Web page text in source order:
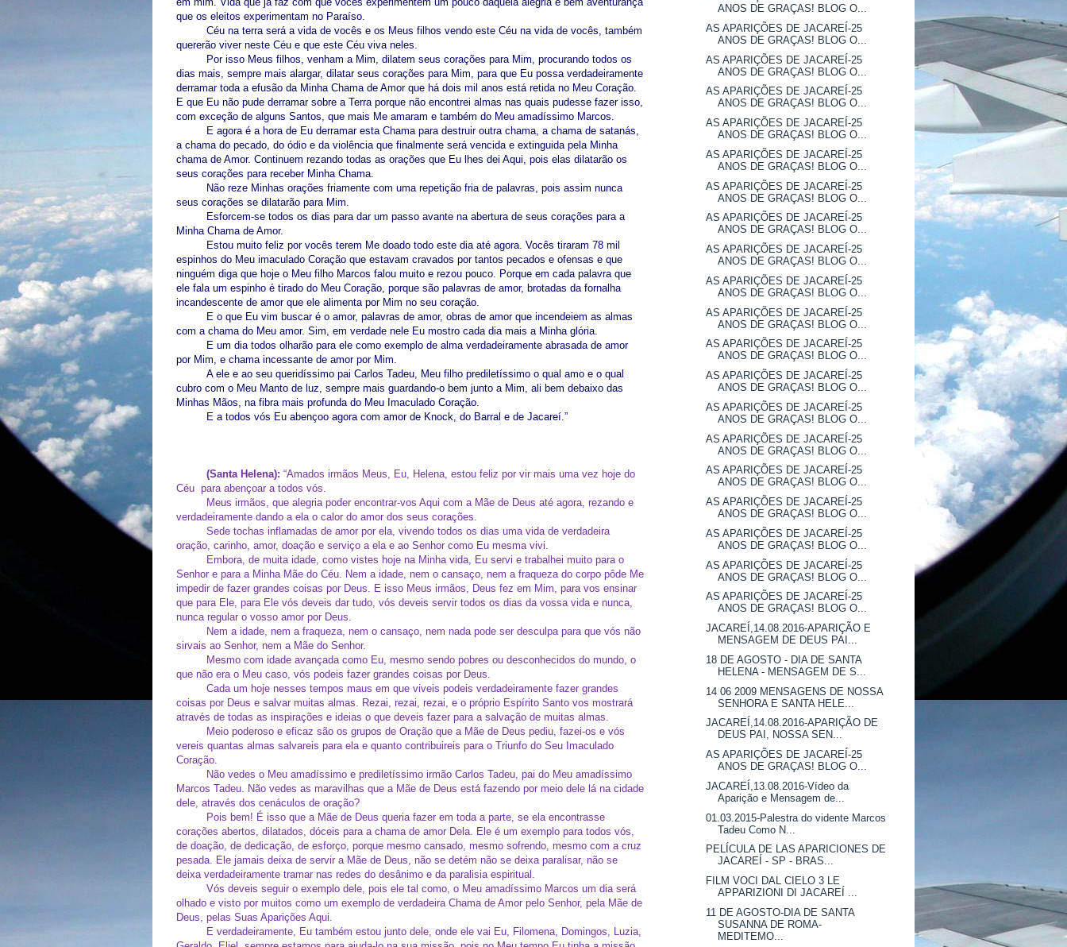
que os eleitos experimentam no Paraíso.
Céu na terra será a vida de vocês e os Meus filhos vendo este Céu na vida de vocês, também
quererão viver neste Céu e que este Céu viva neles.
Por isso Meus filhos, venham a Mim, dilatem seus corações para Mim, procurando todos os
dias mais, sempre mais alargar, dilatar seus corações para Mim, para que Eu possa verdadeiramente
derramar toda a efusão da Minha Chama de Amor que há dois mil anos está retida no Meu Coração.
E que Eu não pude derramar sobre a Terra porque não encontrei almas nas quais pudesse fazer isso,
com exceção de alguns Santos, que mais Me amaram e também do Meu amadíssimo Marcos.
E agora é a hora de Eu derramar esta Chama para destruir outra chama, a chama de satanás,
a chama do pecado, do ódio e da violência que finalmente será vencida e extinguida pela Minha
chama de Amor. Continuem rezando todas as orações que Eu lhes dei Aqui, pois elas dilatarão os
seus corações para receber Minha Chama.
Não reze Minhas orações friamente com uma repetição fria de palavras, pois assim nunca
seus corações se dilatarão para Mim.
Esforcem-se todos os dias para dar um passo avante na abertura de seus corações para a
Minha Chama de Amor.
Estou muito feliz por vocês terem Me doado todo este dia até agora. Vocês tiraram 78 mil
espinhos do Meu imaculado Coração que estavam cravados por tantos pecados e ofensas e que
ninguém diga que hoje o Meu filho Marcos falou muito e rezou pouco. Porque em cada palavra que
ele fala um espinho é tirado do Meu Coração, porque são palavras de amor, brotadas da fornalha
incandescente de amor que ele alimenta por Mim no seu coração.
E o que Eu vim buscar é o amor, palavras de amor, obras de amor que incendeiem as almas
com a chama do Meu amor. Sim, em verdade nele Eu mostro cada dia mais a Minha glória.
E um dia todos olharão para ele como exemplo de alma verdadeiramente abrasada de amor
por Mim, e chama incessante de amor por Mim.
A ele e ao seu queridíssimo pai Carlos Tadeu, Meu filho prediletíssimo o qual amo e o qual
cubro com o Meu Manto de luz, sempre mais guardando-o bem junto a Mim, ali bem debaixo das
Minhas Mãos, na fibra mais profunda do Meu Imaculado Coração.
E a todos vós Eu abençoo agora com amor de Knock, do Barral e de Jacareí.”
(Santa Helena): “Amados irmãos Meus, Eu, Helena, estou feliz por vir mais uma vez hoje do
Céu para abençoar a todos vós.
Meus irmãos, que alegria poder encontrar-vos Aqui com a Mãe de Deus até agora, rezando e
verdadeiramente dando a ela o calor do amor dos seus corações.
Sede tochas inflamadas de amor por ela, vivendo todos os dias uma vida de verdadeira
oração, carinho, amor, doação e serviço a ela e ao Senhor como Eu mesma vivi.
Embora, de muita idade, como vistes hoje na Minha vida, Eu servi e trabalhei muito para o
Senhor e para a Minha Mãe do Céu. Nem a idade, nem o cansaço, nem a fraqueza do corpo pôde Me
impedir de fazer grandes coisas por Deus. E isso Meus irmãos, Deus fez em Mim, para vos ensinar
que para Ele, para Ele vós deveis dar tudo, vós deveis servir todos os dias da vossa vida e nunca,
nunca regular o vosso amor por Deus.
Nem a idade, nem a fraqueza, nem o cansaço, nem nada pode ser desculpa para que vós não
sirvais ao Senhor, nem a Mãe do Senhor.
Mesmo com idade avançada como Eu, mesmo sendo pobres ou desconhecidos do mundo, o
que não era o Meu caso, vós podeis fazer grandes coisas por Deus.
Cada um hoje nesses tempos maus em que viveis podeis verdadeiramente fazer grandes
coisas por Deus e salvar muitas almas. Rezai, rezai, rezai, e o próprio Espírito Santo vos mostrará
através de todas as inspirações e ideias o que deveis fazer para a salvação de muitas almas.
Meio poderoso e eficaz são os grupos de Oração que a Mãe de Deus pediu, fazei-os e vós
vereis quantas almas salvareis para ela e quanto contribuireis para o Triunfo do Seu Imaculado
Coração.
Não vedes o Meu amadíssimo e prediletíssimo irmão Carlos Tadeu, pai do Meu amadíssimo
Marcos Tadeu. Não vedes as maravilhas que a Mãe de Deus está fazendo por meio dele lá na cidade
dele, através dos cenáculos de oração?
Pois bem! É isso que a Mãe de Deus queria fazer em toda a parte, se ela encontrasse
corações abertos, dilatados, dóceis para a chama de amor Dela. Ele é um exemplo para todos vós,
de doação, de dedicação, de esforço, porque mesmo cansado, mesmo sofrendo, mesmo com a cruz
pesada. Ele jamais deixa de servir a Mãe de Deus, não se detém não se deixa paralisar, não se
deixa verdadeiramente tramar nas redes do desânimo e da paralisia espiritual.
Vós deveis seguir o exemplo dele, pois ele tal como, o Meu amadíssimo Marcos um dia será
olhado e visto por muitos como um exemplo de verdadeira Chama de Amor pelo Senhor, pela Mãe de
Deus, pelas Suas Aparições Aqui.
E verdadeiramente, Eu também estou junto dele, onde ele vai Eu, Filomena, Domingos, Luzia,
ANOS DE GRAÇAS! BLOG O...
AS APARIÇÕES DE JACAREÍ-25
ANOS DE GRAÇAS! BLOG O...
AS APARIÇÕES DE JACAREÍ-25
ANOS DE GRAÇAS! BLOG O...
AS APARIÇÕES DE JACAREÍ-25
ANOS DE GRAÇAS! BLOG O...
AS APARIÇÕES DE JACAREÍ-25
ANOS DE GRAÇAS! BLOG O...
AS APARIÇÕES DE JACAREÍ-25
ANOS DE GRAÇAS! BLOG O...
AS APARIÇÕES DE JACAREÍ-25
ANOS DE GRAÇAS! BLOG O...
AS APARIÇÕES DE JACAREÍ-25
ANOS DE GRAÇAS! BLOG O...
AS APARIÇÕES DE JACAREÍ-25
ANOS DE GRAÇAS! BLOG O...
AS APARIÇÕES DE JACAREÍ-25
ANOS DE GRAÇAS! BLOG O...
AS APARIÇÕES DE JACAREÍ-25
ANOS DE GRAÇAS! BLOG O...
AS APARIÇÕES DE JACAREÍ-25
ANOS DE GRAÇAS! BLOG O...
AS APARIÇÕES DE JACAREÍ-25
ANOS DE GRAÇAS! BLOG O...
AS APARIÇÕES DE JACAREÍ-25
ANOS DE GRAÇAS! BLOG O...
AS APARIÇÕES DE JACAREÍ-25
ANOS DE GRAÇAS! BLOG O...
AS APARIÇÕES DE JACAREÍ-25
ANOS DE GRAÇAS! BLOG O...
AS APARIÇÕES DE JACAREÍ-25
ANOS DE GRAÇAS! BLOG O...
AS APARIÇÕES DE JACAREÍ-25
ANOS DE GRAÇAS! BLOG O...
AS APARIÇÕES DE JACAREÍ-25
ANOS DE GRAÇAS! BLOG O...
AS APARIÇÕES DE JACAREÍ-25
ANOS DE GRAÇAS! BLOG O...
JACAREÍ,14.08.2016-APARIÇÃO E
MENSAGEM DE DEUS PAI...
18 DE AGOSTO - DIA DE SANTA
HELENA - MENSAGEM DE S...
14 06 2009 MENSAGENS DE NOSSA
SENHORA E SANTA HELE...
JACAREÍ,14.08.2016-APARIÇÃO DE
DEUS PAI, NOSSA SEN...
AS APARIÇÕES DE JACAREÍ-25
ANOS DE GRAÇAS! BLOG O...
JACAREÍ,13.08.2016-Vídeo da
Aparição e Mensagem de...
01.03.2015-Palestra do vidente Marcos
Tadeu Como N...
PELÍCULA DE LAS APARICIONES DE
JACAREÍ - SP - BRAS...
FILM VOCI DAL CIELO 3 LE
APPARIZIONI DI JACAREÍ ...
11 DE AGOSTO-DIA DE SANTA
SUSANNA DE ROMA-
MEDITEMO...